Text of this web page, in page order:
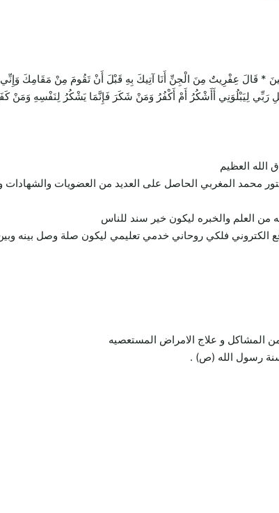
* قَالَ عِفْرِيتٌ مِنَ الْجِنِّ أَنَا آتِيكَ بِهِ قَبْلَ أَنْ تَقُومَ مِنْ مَقَامِكَ
رَبِّي لِيَبْلُوَنِي أَأَشْكُرُ أَمْ أَكْفُرُ وَمَنْ شَكَرَ فَإِنَّمَا يَشْكُرُ لِنَفْسِهِ وَمَنْ
الله العظيم
محمد المغربي الحاصل على العديد من العضويات
من العلم والخبره ليكون خير سند للناس
الكتروني فلكي روحاني خدمي تعليمي ليكون صلة وصل بينه
المشاكل و علاج الامراض المستعصيه
رسول الله (ص) .